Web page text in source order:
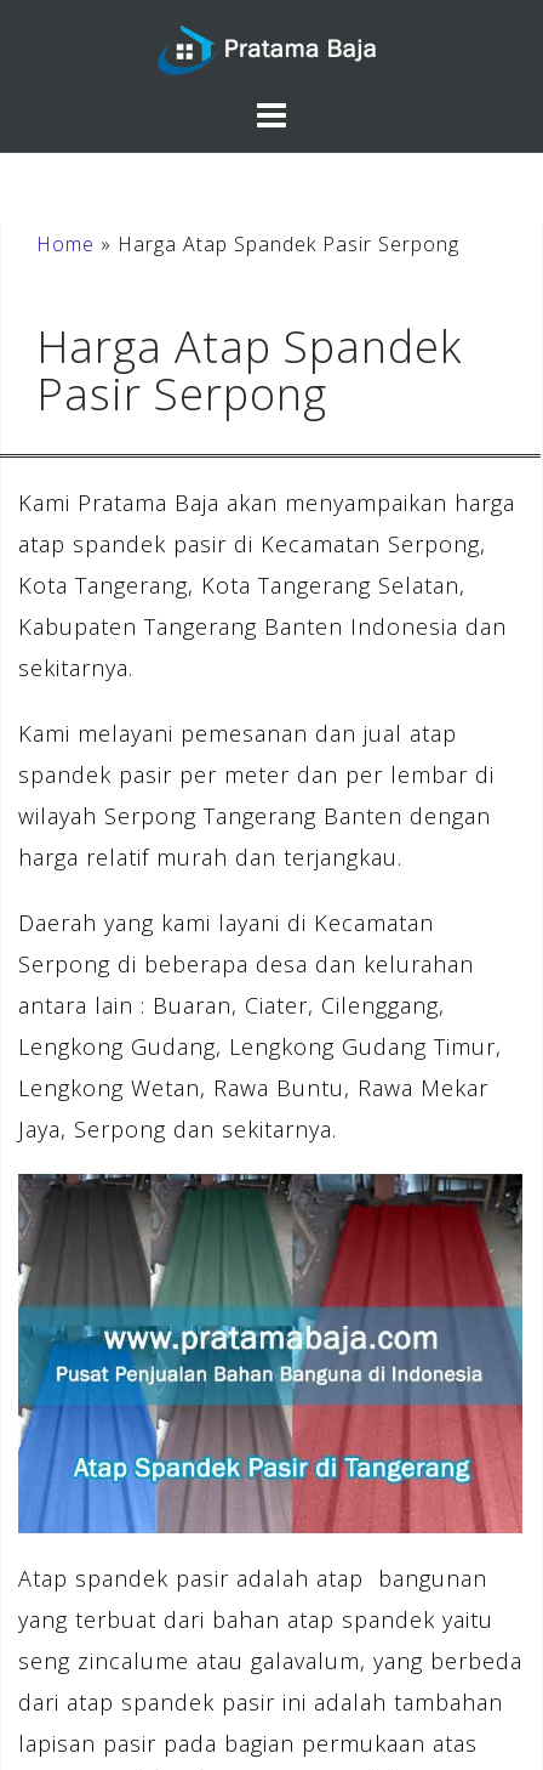
Home » Harga Atap Spandek Pasir Serpong
Harga Atap Spandek
Pasir Serpong
Kami Pratama Baja akan menyampaikan harga
atap spandek pasir di Kecamatan Serpong,
Kota Tangerang, Kota Tangerang Selatan,
Kabupaten Tangerang Banten Indonesia dan
sekitarnya.
Kami melayani pemesanan dan jual atap
spandek pasir per meter dan per lembar di
wilayah Serpong Tangerang Banten dengan
harga relatif murah dan terjangkau.
Daerah yang kami layani di Kecamatan
Serpong di beberapa desa dan kelurahan
antara lain : Buaran, Ciater, Cilenggang,
Lengkong Gudang, Lengkong Gudang Timur,
Lengkong Wetan, Rawa Buntu, Rawa Mekar
Jaya, Serpong dan sekitarnya.
Atap spandek pasir adalah atap bangunan
yang terbuat dari bahan atap spandek yaitu
seng zincalume atau galavalum, yang berbeda
dari atap spandek pasir ini adalah tambahan
lapisan pasir pada bagian permukaan atas